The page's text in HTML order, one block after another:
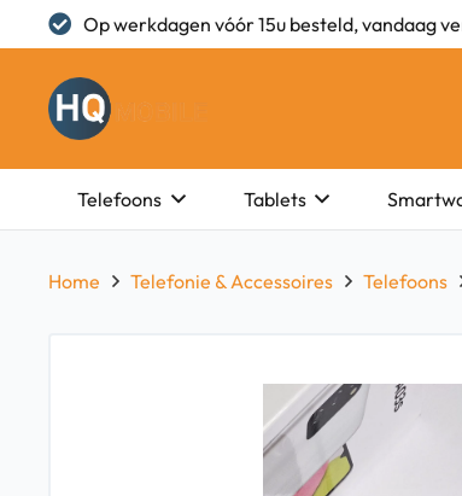
Op werkdagen vóór 15u besteld, vandaag
Telefoons Tablets
Home Telefonie & Accessoires Telefoons